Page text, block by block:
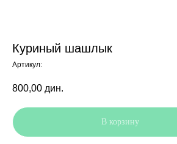
Куриный шашлык
Артикул:
800,00 дин.
В корзину